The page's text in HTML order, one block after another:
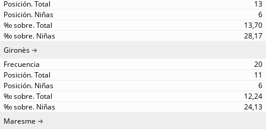
13
6
13,70
28,17
Gironès
20
11
6
12,24
24,13
Maresme